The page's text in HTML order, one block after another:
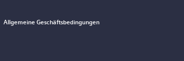
Allgemeine Geschäftsbedingungen